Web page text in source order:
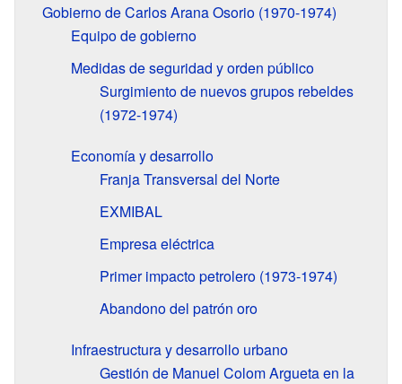
Gobierno de Carlos Arana Osorio (1970-1974)
Equipo de gobierno
Medidas de seguridad y orden público
Surgimiento de nuevos grupos rebeldes
(1972-1974)
Economía y desarrollo
Franja Transversal del Norte
EXMIBAL
Empresa eléctrica
Primer impacto petrolero (1973-1974)
Abandono del patrón oro
Infraestructura y desarrollo urbano
Gestión de Manuel Colom Argueta en la